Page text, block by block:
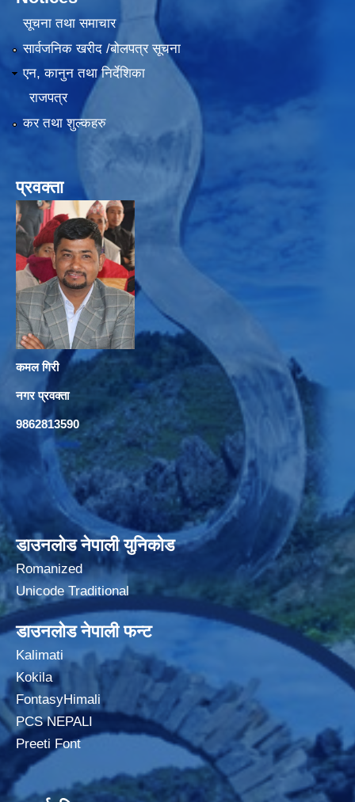
सूचना तथा समाचार
सार्वजनिक खरीद /बोलपत्र सूचना
एन, कानुन तथा निर्देशिका
राजपत्र
कर तथा शुल्कहरु
प्रवक्ता
कमल गिरी
नगर प्रवक्ता
9862813590
डाउनलोड नेपाली युनिकोड
Romanized
Unicode Traditional
डाउनलोड नेपाली फन्ट
Kalimati
Kokila
FontasyHimali
PCS NEPALI
Preeti Font